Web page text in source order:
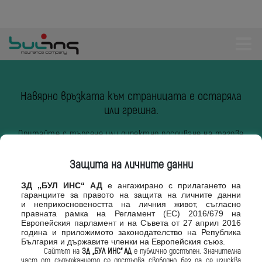
Навярно връзката към страницата е остаряла
или грешна.
Опитайте с търсене или директно посочване на тагове
Каско Гражданска отговорност
Кражба Имущество
Пожар Важни телефони
Защита на личните данни
ЗД „БУЛ ИНС“ АД е ангажирано с прилагането на
гаранциите за правото на защита на личните данни
и неприкосновеността на личния живот, съгласно
правната рамка на Регламент (ЕС) 2016/679 на
Европейския парламент и на Съвета от 27 април 2016
година и приложимото законодателство на Република
България и държавите членки на Европейския съюз.
Сайтът на ЗД „БУЛ ИНС“ АДе публично достъпен. Значителна